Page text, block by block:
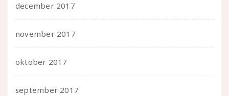
december 2017
november 2017
oktober 2017
september 2017